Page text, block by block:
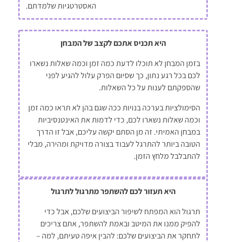
האסטרטגיות שלמדתם.
היא תכניס אתכם לקצב של המבחן
בזמן המבחן לא תוכלו לדעת כמה זמן וכמה שאלות נשארו
לכם בכל רגע נתון, כך שסיום הפרק עלול להגיע לפני
שהספקתם לענות על כל השאלות.
הסימולציות בערכה בנויות ככה שגם בהן לא תראו כמה זמן
וכמה שאלות נשארו לכם, כדי לדמות את האינטנסיביות
במבחן האמיתי. זה מן הסתם יקשה עליכם, אבל זו הדרך
הטובה ביותר להתרגל לעבוד בצורה מדויקת ומהירה, מבלי
להתבלבל מלחץ הזמן.
היא תעזור לכם להשתפר מתרגול לתרגול
תרגול הוא המפתח לשיפור הביצועים שלכם, אבל כדי
להפיק ממנו את המיטב ובאמת להשתפר, אתם צריכים
לתחקר את הביצועים שלכם: להבין איפה טעיתם, למה –